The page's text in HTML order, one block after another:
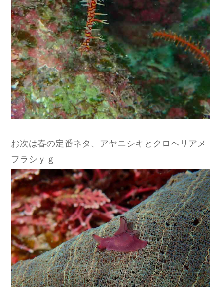
お次は春の定番ネタ、アヤニシキとクロヘリアメ
フラシｙｇ